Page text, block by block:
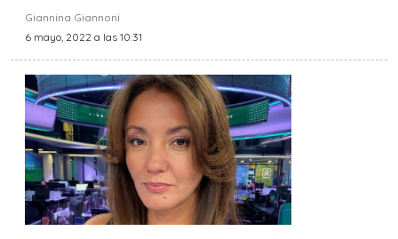
Giannina Giannoni
6 mayo, 2022 a las 10:31